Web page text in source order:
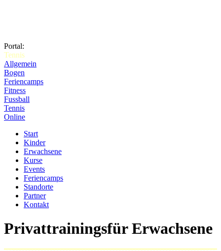
Portal:
Tennis
Allgemein
Bogen
Feriencamps
Fitness
Fussball
Tennis
Online
Start
Kinder
Erwachsene
Kurse
Events
Feriencamps
Standorte
Partner
Kontakt
Privattrainings